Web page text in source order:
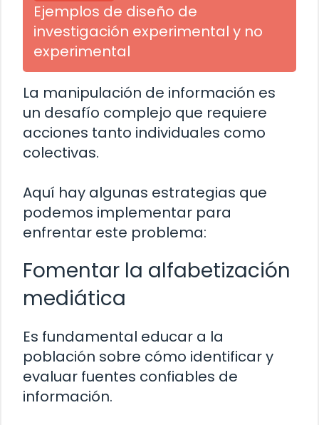
Ejemplos de diseño de
investigación experimental y no
experimental
La manipulación de información es
un desafío complejo que requiere
acciones tanto individuales como
colectivas.
Aquí hay algunas estrategias que
podemos implementar para
enfrentar este problema:
Fomentar la alfabetización
mediática
Es fundamental educar a la
población sobre cómo identificar y
evaluar fuentes confiables de
información.